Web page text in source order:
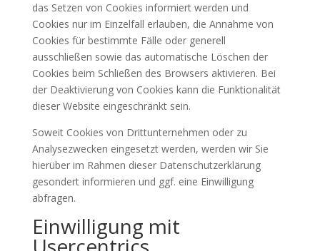
das Setzen von Cookies informiert werden und
Cookies nur im Einzelfall erlauben, die Annahme von
Cookies für bestimmte Fälle oder generell
ausschließen sowie das automatische Löschen der
Cookies beim Schließen des Browsers aktivieren. Bei
der Deaktivierung von Cookies kann die Funktionalität
dieser Website eingeschränkt sein.
Soweit Cookies von Drittunternehmen oder zu
Analysezwecken eingesetzt werden, werden wir Sie
hierüber im Rahmen dieser Datenschutzerklärung
gesondert informieren und ggf. eine Einwilligung
abfragen.
Einwilligung mit